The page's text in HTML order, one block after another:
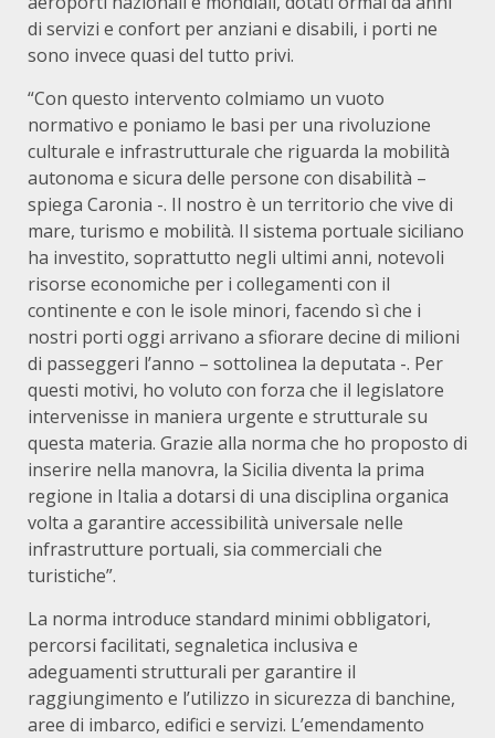
di servizi e confort per anziani e disabili, i porti ne
sono invece quasi del tutto privi.
“Con questo intervento colmiamo un vuoto
normativo e poniamo le basi per una rivoluzione
culturale e infrastrutturale che riguarda la mobilità
autonoma e sicura delle persone con disabilità –
spiega Caronia -. Il nostro è un territorio che vive di
mare, turismo e mobilità. Il sistema portuale siciliano
ha investito, soprattutto negli ultimi anni, notevoli
risorse economiche per i collegamenti con il
continente e con le isole minori, facendo sì che i
nostri porti oggi arrivano a sfiorare decine di milioni
di passeggeri l’anno – sottolinea la deputata -. Per
questi motivi, ho voluto con forza che il legislatore
intervenisse in maniera urgente e strutturale su
questa materia. Grazie alla norma che ho proposto di
inserire nella manovra, la Sicilia diventa la prima
regione in Italia a dotarsi di una disciplina organica
volta a garantire accessibilità universale nelle
infrastrutture portuali, sia commerciali che
turistiche”.
La norma introduce standard minimi obbligatori,
percorsi facilitati, segnaletica inclusiva e
adeguamenti strutturali per garantire il
raggiungimento e l’utilizzo in sicurezza di banchine,
aree di imbarco, edifici e servizi. L’emendamento